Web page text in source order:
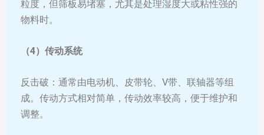
粒度，但筛板易堵塞，尤其是处理湿度大或粘性强的
物料时。
（4）传动系统
反击破：通常由电动机、皮带轮、V带、联轴器等组
成。传动方式相对简单，传动效率较高，便于维护和
调整。